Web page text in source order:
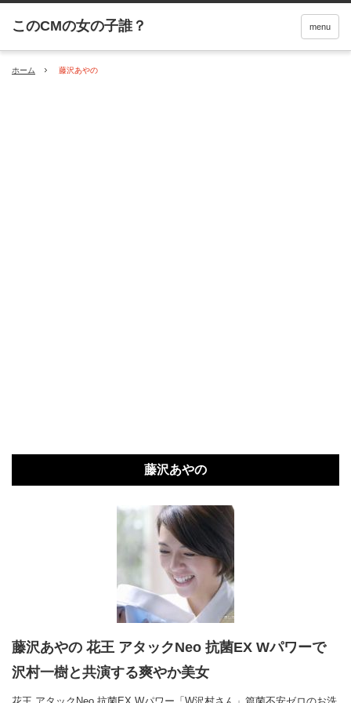
menu
ホーム 藤沢あやの
藤沢あやの
藤沢あやの 花王 アタックNeo 抗菌EX Wパワーで
沢村一樹と共演する爽やか美女